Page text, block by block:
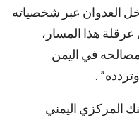
العدوان عبر شخصياته
هذا المسار،
في اليمن
.
المركزي اليمني